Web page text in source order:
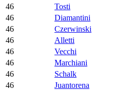
46
Tosti
46
Diamantini
46
Czerwinski
46
Alletti
46
Vecchi
46
Marchiani
46
Schalk
46
Juantorena